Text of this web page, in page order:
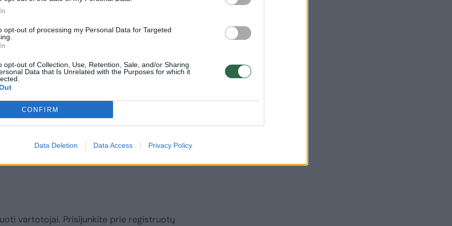
opt-out of processing my Personal Data for Targeted
opt-out of Collection, Use, Retention, Sale, and/or Sharing
Data that Is Unrelated with the Purposes for which it
CONFIRM
Data Deletion Data Access Privacy Policy
šiandien „sutaupyta“ lėšų iš
išjungiamas apie 12 val. 30
atliekami kokie nors darbai (nors jokių
Rodyti daugiau žymių
vartotojai. Prisijunkite prie registruotų